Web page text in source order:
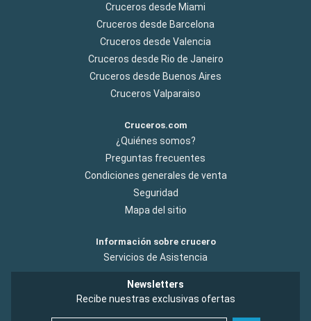
Cruceros desde Miami
Cruceros desde Barcelona
Cruceros desde Valencia
Cruceros desde Rio de Janeiro
Cruceros desde Buenos Aires
Cruceros Valparaiso
Cruceros.com
¿Quiénes somos?
Preguntas frecuentes
Condiciones generales de venta
Seguridad
Mapa del sitio
Información sobre crucero
Servicios de Asistencia
Newsletters
Recibe nuestras exclusivas ofertas